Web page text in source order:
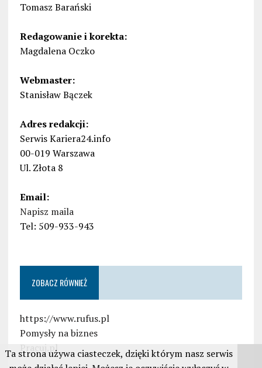
Tomasz Barański
Redagowanie i korekta:
Magdalena Oczko
Webmaster:
Stanisław Bączek
Adres redakcji:
Serwis Kariera24.info
00-019 Warszawa
Ul. Złota 8
Email:
Napisz maila
Tel: 509-933-943
ZOBACZ RÓWNIEŻ
https://www.rufus.pl
Pomysły na biznes
Pracuj.pl
Ta strona używa ciasteczek, dzięki którym nasz serwis